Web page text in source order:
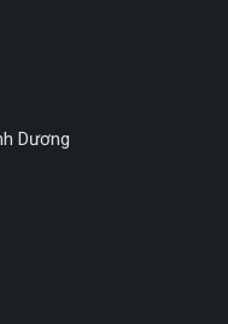
Dương